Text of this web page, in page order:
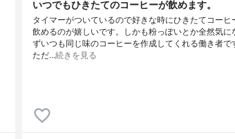
いつでもひきたてのコーヒーが飲めます。
タイマーがついているので好きな時にひきたてコーヒ
飲めるのが嬉しいです。しかも粉っぽいとか全然気に
ずいつも同じ味のコーヒーを作成してくれる働き者で
ただ…続きを見る